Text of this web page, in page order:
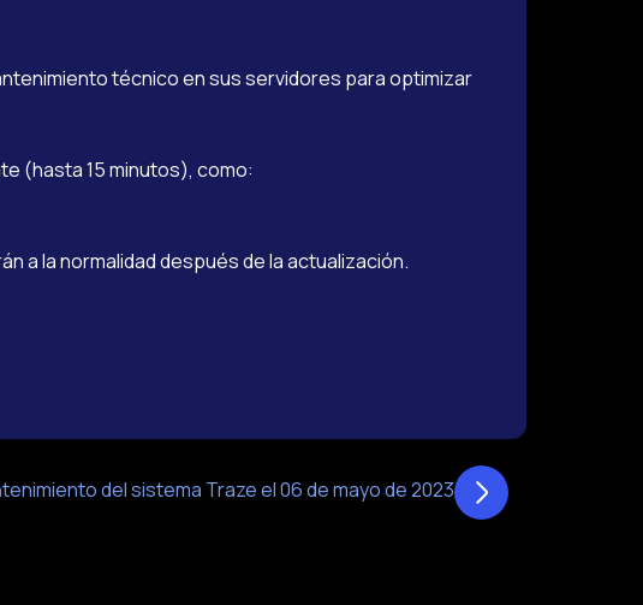
técnico en sus servidores para optimizar
(hasta 15 minutos), como:
a la normalidad después de la actualización.
del sistema Traze el 06 de mayo de 2023